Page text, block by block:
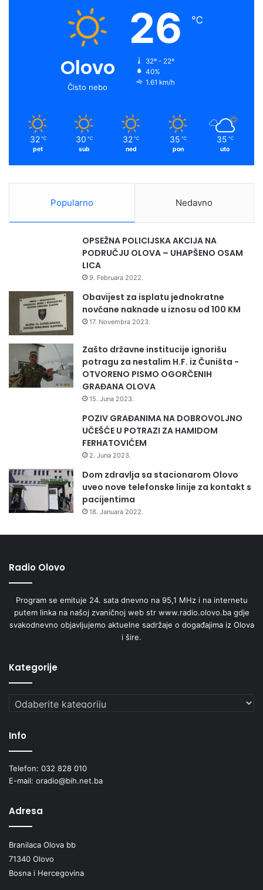
Olovo
Čisto nebo
26 ℃
32º - 22º
40%
1.61 km/h
32 ℃
pet
30 ℃
sub
32 ℃
ned
35 ℃
pon
35 ℃
uto
Popularno Nedavno
OPSEŽNA POLICIJSKA AKCIJA NA
PODRUČJU OLOVA – UHAPŠENO OSAM
LICA
9. Februara 2022.
Obavijest za isplatu jednokratne
novčane naknade u iznosu od 100 KM
17. Novembra 2023.
Zašto državne institucije ignorišu
potragu za nestalim H.F. iz Čuništa -
OTVORENO PISMO OGORČENIH
GRAĐANA OLOVA
15. Juna 2023.
POZIV GRAĐANIMA NA DOBROVOLJNO
UČEŠĆE U POTRAZI ZA HAMIDOM
FERHATOVIĆEM
2. Juna 2023.
Dom zdravlja sa stacionarom Olovo
uveo nove telefonske linije za kontakt s
pacijentima
18. Januara 2022.
Radio Olovo
Program se emituje 24. sata dnevno na 95,1 MHz i na internetu
putem linka na našoj zvaničnoj web str www.radio.olovo.ba gdje
svakodnevno objavljujemo aktuelne sadržaje o događajima iz Olova
i šire.
Kategorije
Kategorije
Info
Telefon: 032 828 010
E-mail: oradio@bih.net.ba
Adresa
Branilaca Olova bb
71340 Olovo
Bosna i Hercegovina